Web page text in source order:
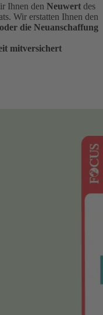
Ihnen den Neuwert des
Wir erstatten Ihnen den
die Neuanschaffung
mitversichert